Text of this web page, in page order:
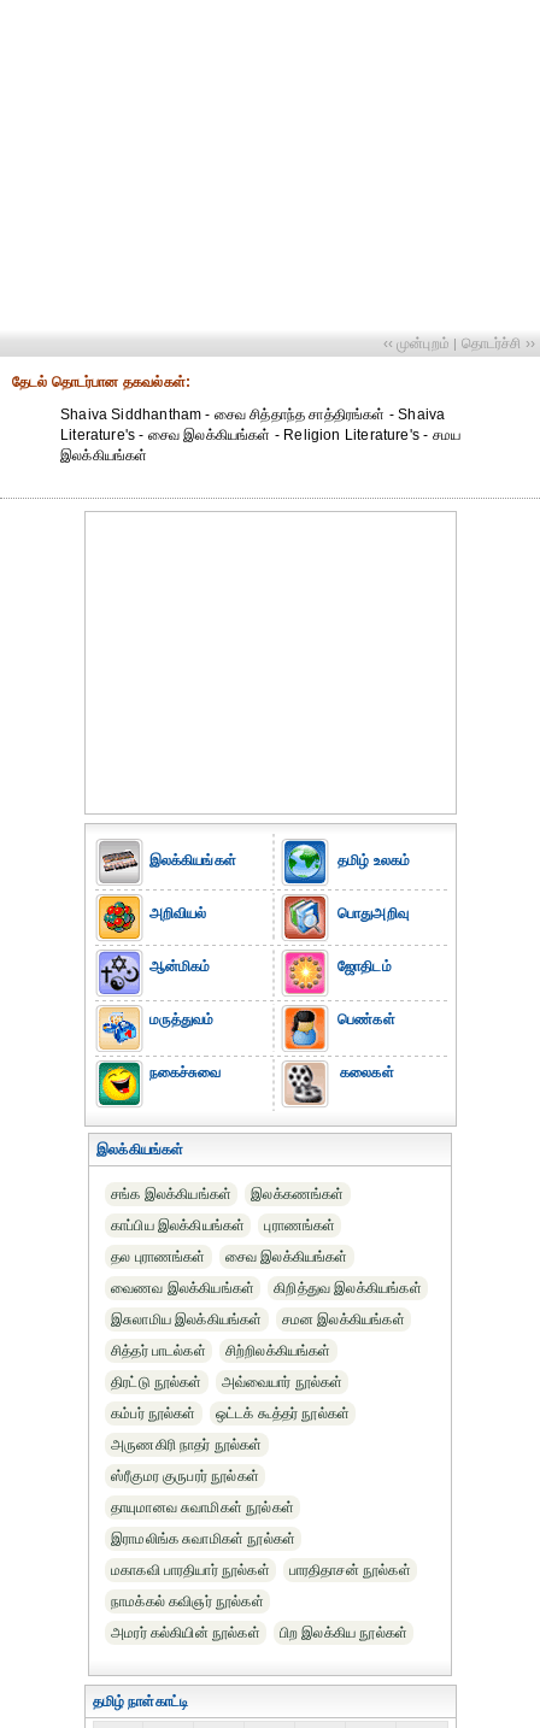
‹‹ முன்புறம் | தொடர்ச்சி ››
தேட‌ல் தொட‌ர்பான தகவ‌ல்க‌ள்:
Shaiva Siddhantham - சைவ சித்தாந்த சாத்திரங்கள் - Shaiva
Literature's - சைவ இலக்கியங்கள் - Religion Literature's - சமய
இலக்கியங்கள்
இலக்கியங்கள்
அறிவியல்
ஆன்மிகம்
மருத்துவம்
நகைச்சுவை
தமிழ் உலகம்
பொதுஅறிவு
ஜோதிடம்
பெண்கள்
கலைகள்
இலக்கியங்கள்
சங்க இலக்கியங்கள்
இலக்கணங்கள்
காப்பிய இலக்கியங்கள்
புராணங்கள்
தல புராணங்கள்
சைவ இலக்கியங்கள்
வைணவ இலக்கியங்கள்
கிறித்துவ இலக்கியங்கள்
இசுலாமிய இலக்கியங்கள்
சமன இலக்கியங்கள்
சித்தர் பாடல்கள்
சிற்றிலக்கியங்கள்
திரட்டு நூல்கள்
அவ்வையார் நூல்கள்
கம்பர் நூல்கள்
ஒட்டக் கூத்தர் நூல்கள்
அருணகிரி நாதர் நூல்கள்
ஸ்ரீகுமர குருபரர் நூல்கள்
தாயுமானவ சுவாமிகள் நூல்கள்
இராமலிங்க சுவாமிகள் நூல்கள்
மகாகவி பாரதியார் நூல்கள்
பாரதிதாசன் நூல்கள்
நாமக்கல் கவிஞர் நூல்கள்
அமரர் கல்கியின் நூல்கள்
பிற இலக்கிய நூல்கள்
தமிழ் நாள்காட்டி